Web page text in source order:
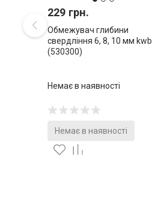
229 грн.
Обмежувач глибини
свердління 6, 8, 10 мм kwb
(530300)
Немає в наявності
Немає в наявності